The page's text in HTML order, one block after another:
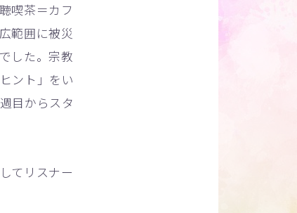
喫茶＝カフ
範囲に被災
した。宗教
ント」をい
目からスタ
てリスナー